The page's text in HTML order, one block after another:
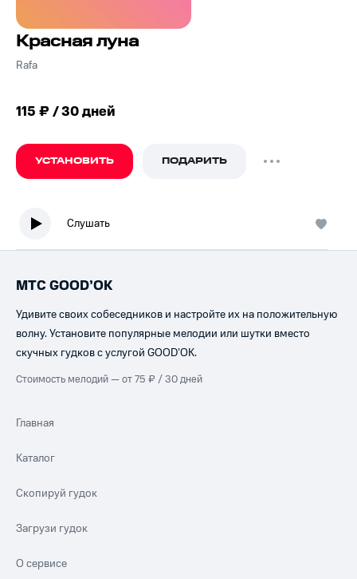
Красная луна
Rafa
115 ₽ / 30 дней
УСТАНОВИТЬ ПОДАРИТЬ
Слушать
МТС GOOD’OK
Удивите своих собеседников и настройте их на положительную
волну. Установите популярные мелодии или шутки вместо
скучных гудков с услугой GOOD’OK.
Стоимость мелодий — от 75 ₽ / 30 дней
Главная
Каталог
Скопируй гудок
Загрузи гудок
О сервисе